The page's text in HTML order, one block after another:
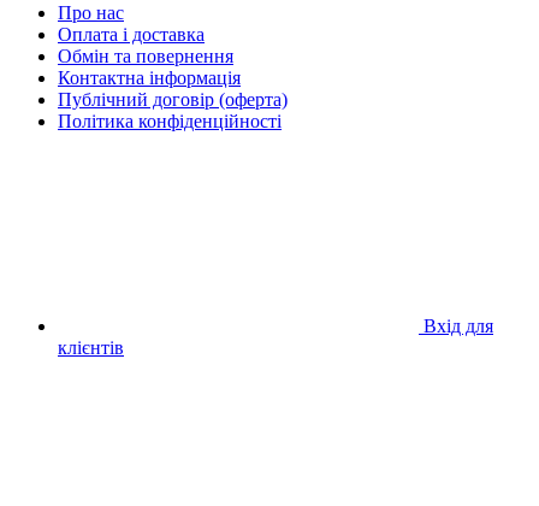
Про нас
Оплата і доставка
Обмін та повернення
Контактна інформація
Публічний договір (оферта)
Політика конфіденційності
Вхід для
клієнтів